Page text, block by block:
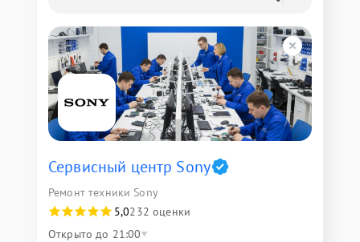
Сервисный центр Sony
Ремонт техники Sony
5,0232 оценки
Открыто до 21:00